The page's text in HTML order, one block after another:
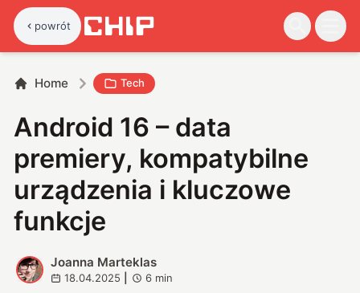
powrót
Home Tech
Android 16 – data
premiery, kompatybilne
urządzenia i kluczowe
funkcje
J
Joanna Marteklas
18.04.2025 6 min